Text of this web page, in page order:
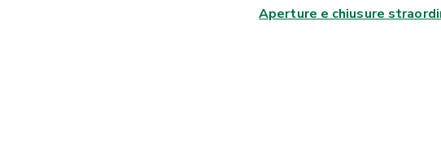
Aperture e chiusure